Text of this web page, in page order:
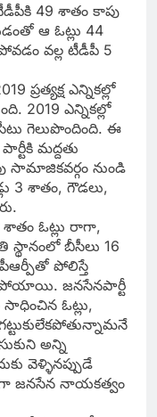
49 శాతం కాపు
ఆ ఓట్లు 44
వల్ల టీడీపీ 5
ఎన్నికల్లో
2019 ఎన్నికల్లో
గెలుపొందింది. ఈ
మద్దతు
సామాజికవర్గం నుండి
3 శాతం, గౌడలు,
శాతం ఓట్లు రాగా,
స్థానంలో బీసీలు 16
పోలిస్తే
జనసేనపార్టీ
ఓట్లు,
అన్ని
వెళ్ళినప్పుడే
జనసేన నాయకత్వం